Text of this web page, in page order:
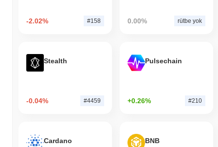
-2.02% #158 0.00% rütbe yok
Stealth
-0.04% #4459
Pulsechain
+0.26% #210
Cardano BNB